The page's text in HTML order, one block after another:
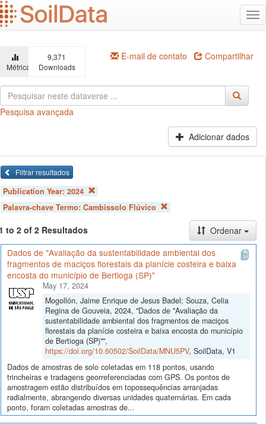
Ir
para
o
principal
Métricas
9,371
Downloads
E-mail de contato Compartilhar
Pesquisa avançada
Adicionar dados
Filtrar resultados
Publication Year: 2024
Palavra-chave Termo: Cambissolo Flúvico
to 2 of 2 Resultados
Ordenar
Dados de "Avaliação da sustentabilidade ambiental dos
fragmentos de maciços florestais da planície costeira e baixa
encosta do município de Bertioga (SP)"
May 17, 2024
Mogollón, Jaime Enrique de Jesus Badel; Souza, Celia
Regina de Gouveia, 2024, "Dados de "Avaliação da
sustentabilidade ambiental dos fragmentos de maciços
florestais da planície costeira e baixa encosta do município
de Bertioga (SP)"",
https://doi.org/10.60502/SoilData/MNU5PV, SoilData, V1
Dados de amostras de solo coletadas em 118 pontos, usando
trincheiras e tradagens georreferenciadas com GPS. Os pontos de
amostragem estão distribuídos em topossequências arranjadas
radialmente, abrangendo diversas unidades quaternárias. Em cada
ponto, foram coletadas amostras de...